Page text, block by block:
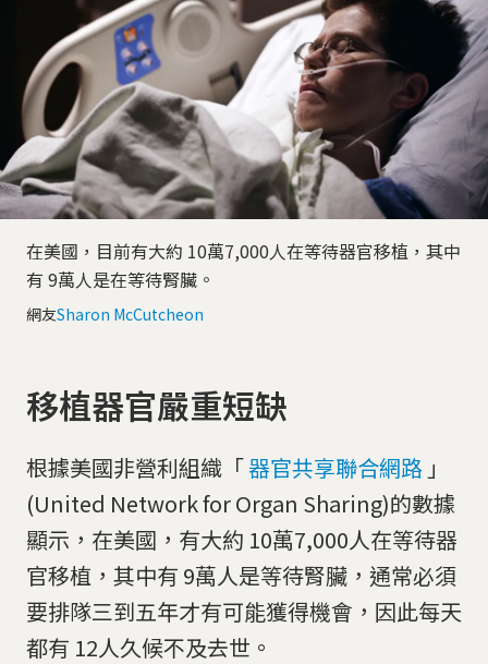
在美國，目前有大約 10萬7,000人在等待器官移植，其中
有 9萬人是在等待腎臟。
網友Sharon McCutcheon
移植器官嚴重短缺
根據美國非營利組織「器官共享聯合網路 」
(United Network for Organ Sharing)的數據
顯示，在美國，有大約 10萬7,000人在等待器
官移植，其中有 9萬人是等待腎臟，通常必須
要排隊三到五年才有可能獲得機會，因此每天
都有 12人久候不及去世。